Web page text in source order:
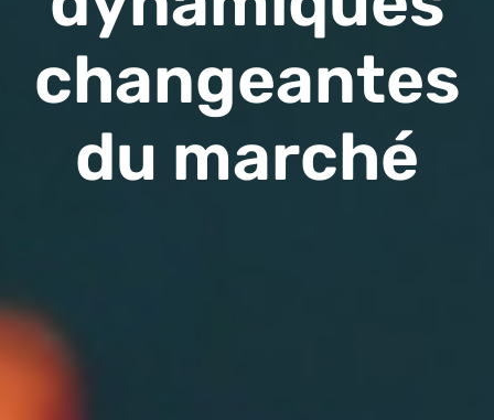
changeantes
du marché